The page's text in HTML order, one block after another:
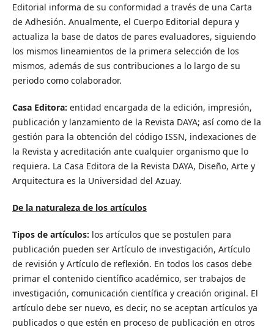
Editorial informa de su conformidad a través de una Carta
de Adhesión. Anualmente, el Cuerpo Editorial depura y
actualiza la base de datos de pares evaluadores, siguiendo
los mismos lineamientos de la primera selección de los
mismos, además de sus contribuciones a lo largo de su
periodo como colaborador.
Casa Editora: entidad encargada de la edición, impresión,
publicación y lanzamiento de la Revista DAYA; así como de la
gestión para la obtención del código ISSN, indexaciones de
la Revista y acreditación ante cualquier organismo que lo
requiera. La Casa Editora de la Revista DAYA, Diseño, Arte y
Arquitectura es la Universidad del Azuay.
De la naturaleza de los artículos
Tipos de artículos: los artículos que se postulen para
publicación pueden ser Artículo de investigación, Artículo
de revisión y Artículo de reflexión. En todos los casos debe
primar el contenido científico académico, ser trabajos de
investigación, comunicación científica y creación original. El
artículo debe ser nuevo, es decir, no se aceptan artículos ya
publicados o que estén en proceso de publicación en otros